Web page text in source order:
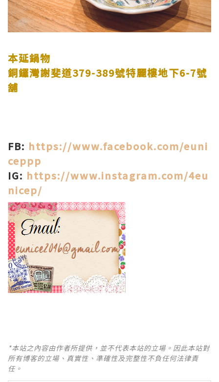
本延鍋物
銅鑼灣謝斐道379-389號特麗樓地下6-7號
舖
FB: https://www.facebook.com/euni
ceppp
IG: https://www.instagram.com/4eu
nicep/
*本站之內容由作者所提供，並不代表本站的立場。因此本站對
所有博客的立場、真實性、準確性及完整性不負任何法律責
任。